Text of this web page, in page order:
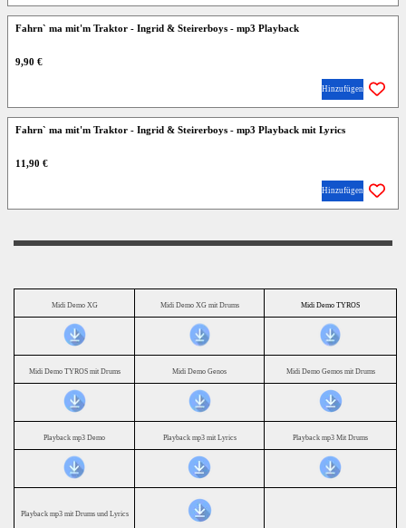
Fahrn` ma mit'm Traktor - Ingrid & Steirerboys - mp3 Playback
9,90 €
Hinzufügen
Fahrn` ma mit'm Traktor - Ingrid & Steirerboys - mp3 Playback mit Lyrics
11,90 €
Hinzufügen
Midi Demo XG Midi Demo XG mit Drums Midi Demo TYROS
Midi Demo TYROS mit Drums Midi Demo Genos Midi Demo Gemos mit Drums
Playback mp3 Demo Playback mp3 mit Lyrics Playback mp3 Mit Drums
Playback mp3 mit Drums und Lyrics